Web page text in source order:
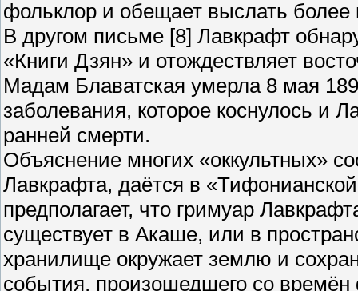
фольклор и обещает выслать
В другом письме [8] Лавкрафт
«Книги Дзян» и отождествляет
Мадам Блаватская умерла 8 мая
заболевания, которое коснулось и
ранней смерти.
Объяснение многих «оккультных»
Лавкрафта, даётся в
предполагает, что гримуар
существует в Акаше, или в
хранилище окружает землю и
события, произошедшего со